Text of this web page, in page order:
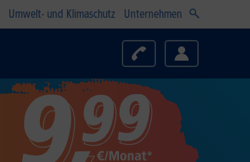
Umwelt- und Klimaschutz Unternehmen